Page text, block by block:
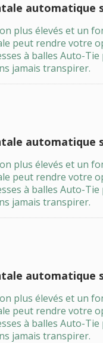
automatique
plus élevés et un
peut rendre votre
à balles Auto-
jamais transpirer.
automatique
plus élevés et un
peut rendre votre
à balles Auto-
jamais transpirer.
automatique
plus élevés et un
peut rendre votre
à balles Auto-
jamais transpirer.